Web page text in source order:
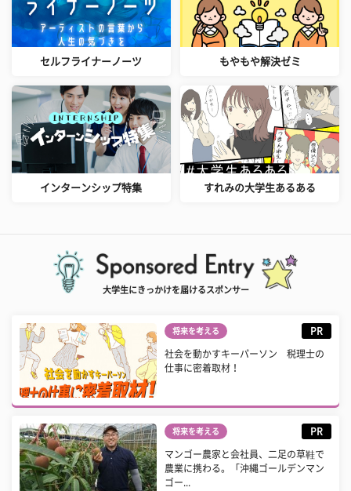
セルフライナーノーツ もやもや解決ゼミ
インターンシップ特集 すれみの大学生あるある
大学生にきっかけを届けるスポンサー
将来を考える PR
社会を動かすキーパーソン 税理士の
仕事に密着取材！
将来を考える PR
マンゴー農家と会社員、二足の草鞋で
農業に携わる。「沖縄ゴールデンマン
ゴー...